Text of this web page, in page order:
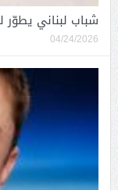
شباب لبناني يطوّر
04/24/2026